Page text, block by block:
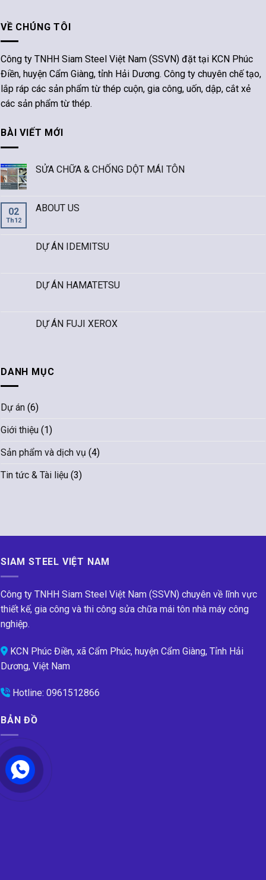
VỀ CHÚNG TÔI
Công ty TNHH Siam Steel Việt Nam (SSVN) đặt tại KCN Phúc
Điền, huyện Cẩm Giàng, tỉnh Hải Dương. Công ty chuyên chế tạo,
lắp ráp các sản phẩm từ thép cuộn, gia công, uốn, dập, cắt xẻ
các sản phẩm từ thép.
BÀI VIẾT MỚI
SỬA CHỮA & CHỐNG DỘT MÁI TÔN
02
Th12
ABOUT US
DỰ ÁN IDEMITSU
DỰ ÁN HAMATETSU
DỰ ÁN FUJI XEROX
DANH MỤC
Dự án (6)
Giới thiệu (1)
Sản phẩm và dịch vụ (4)
Tin tức & Tài liệu (3)
SIAM STEEL VIỆT NAM
Công ty TNHH Siam Steel Việt Nam (SSVN) chuyên về lĩnh vực
thiết kế, gia công và thi công sửa chữa mái tôn nhà máy công
nghiệp.
KCN Phúc Điền, xã Cẩm Phúc, huyện Cẩm Giàng, Tỉnh Hải
Dương, Việt Nam
Hotline: 0961512866
BẢN ĐỒ